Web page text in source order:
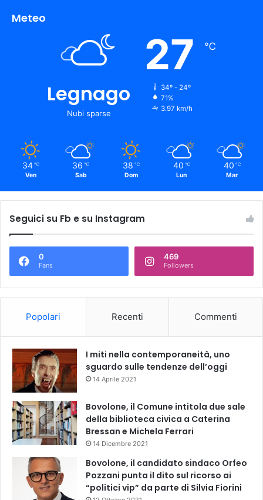
Meteo
Legnago
Nubi sparse
27 ℃
34º - 24º
71%
3.97 km/h
34 ℃
Ven
36 ℃
Sab
38 ℃
Dom
40 ℃
Lun
40 ℃
Mar
Seguici su Fb e su Instagram
0
Fans
469
Followers
Popolari Recenti Commenti
I miti nella contemporaneità, uno
sguardo sulle tendenze dell’oggi
14 Aprile 2021
Bovolone, il Comune intitola due sale
della biblioteca civica a Caterina
Bressan e Michela Ferrari
14 Dicembre 2021
Bovolone, il candidato sindaco Orfeo
Pozzani punta il dito sul ricorso ai
“politici vip” da parte di Silvia Fiorini